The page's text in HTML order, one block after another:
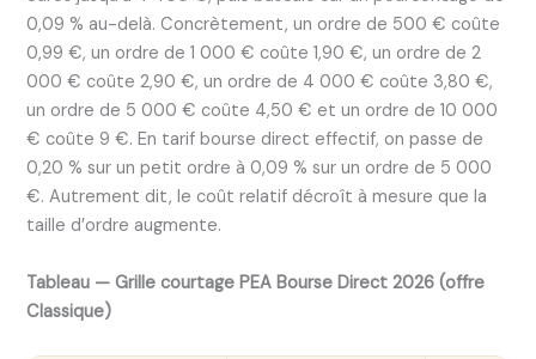
0,09 % au-delà. Concrètement, un ordre de 500 € coûte
0,99 €, un ordre de 1 000 € coûte 1,90 €, un ordre de 2
000 € coûte 2,90 €, un ordre de 4 000 € coûte 3,80 €,
un ordre de 5 000 € coûte 4,50 € et un ordre de 10 000
€ coûte 9 €. En tarif bourse direct effectif, on passe de
0,20 % sur un petit ordre à 0,09 % sur un ordre de 5 000
€. Autrement dit, le coût relatif décroît à mesure que la
taille d’ordre augmente.
Tableau — Grille courtage PEA Bourse Direct 2026 (offre
Classique)